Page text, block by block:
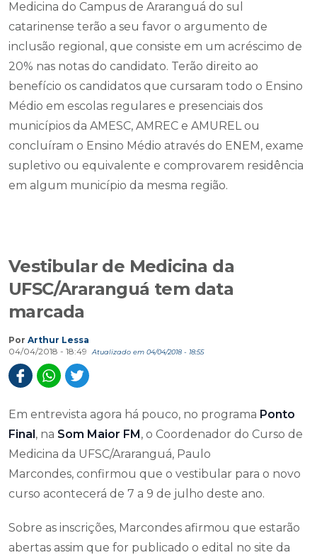
Medicina do Campus de Araranguá do sul
catarinense terão a seu favor o argumento de
inclusão regional, que consiste em um acréscimo de
20% nas notas do candidato. Terão direito ao
benefício os candidatos que cursaram todo o Ensino
Médio em escolas regulares e presenciais dos
municípios da AMESC, AMREC e AMUREL ou
concluíram o Ensino Médio através do ENEM, exame
supletivo ou equivalente e comprovarem residência
em algum município da mesma região.
Vestibular de Medicina da
UFSC/Araranguá tem data
marcada
Por Arthur Lessa
04/04/2018 - 18:49
Atualizado em 04/04/2018 - 18:55
Em entrevista agora há pouco, no programa Ponto
Final, na Som Maior FM, o Coordenador do Curso de
Medicina da UFSC/Araranguá, Paulo
Marcondes, confirmou que o vestibular para o novo
curso acontecerá de 7 a 9 de julho deste ano.
Sobre as inscrições, Marcondes afirmou que estarão
abertas assim que for publicado o edital no site da